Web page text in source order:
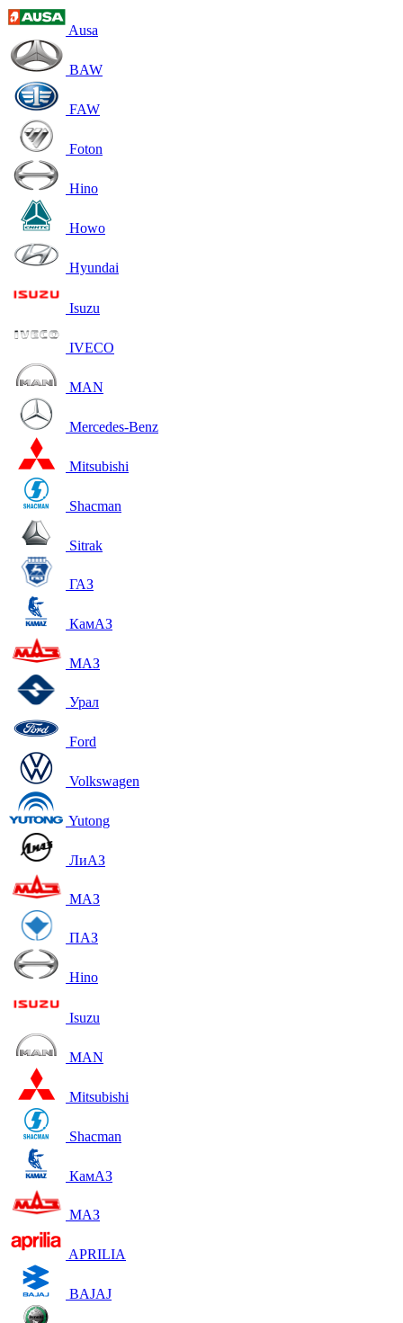
Ausa
BAW
FAW
Foton
Hino
Howo
Hyundai
Isuzu
IVECO
MAN
Mercedes-Benz
Mitsubishi
Shacman
Sitrak
ГАЗ
КамАЗ
МАЗ
Урал
Ford
Volkswagen
Yutong
ЛиАЗ
МАЗ
ПАЗ
Hino
Isuzu
MAN
Mitsubishi
Shacman
КамАЗ
МАЗ
APRILIA
BAJAJ